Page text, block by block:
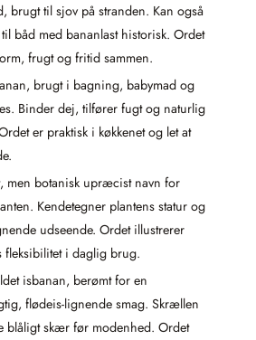
brugt til sjov på stranden. Kan også
båd med bananlast historisk. Ordet
frugt og fritid sammen.
brugt i bagning, babymad og
Binder dej, tilfører fugt og naturlig
er praktisk i køkkenet og let at
men botanisk upræcist navn for
Kendetegner plantens statur og
udseende. Ordet illustrerer
fleksibilitet i daglig brug.
isbanan, berømt for en
flødeis-lignende smag. Skrællen
blåligt skær før modenhed. Ordet